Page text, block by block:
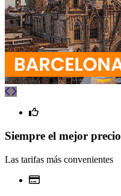
Siempre el mejor precio
Las tarifas más convenientes